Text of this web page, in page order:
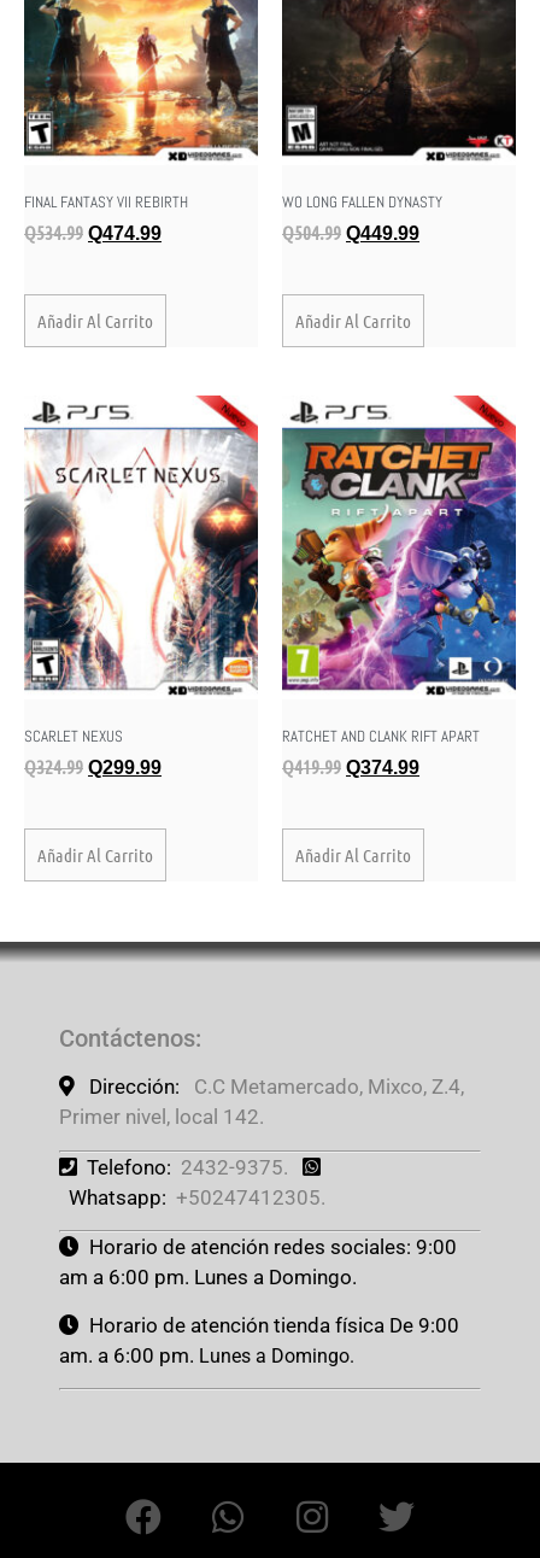
FINAL FANTASY VII REBIRTH
Q534.99 Q474.99
Añadir Al Carrito
WO LONG FALLEN DYNASTY
Q504.99 Q449.99
Añadir Al Carrito
SCARLET NEXUS
Q324.99 Q299.99
Añadir Al Carrito
RATCHET AND CLANK RIFT APART
Q419.99 Q374.99
Añadir Al Carrito
Contáctenos:
Dirección:
C.C Metamercado, Mixco, Z.4,
Primer nivel, local 142.
Telefono: 2432-9375.
Whatsapp: +50247412305.
Horario de atención redes sociales: 9:00
am a 6:00 pm. Lunes a Domingo.
Horario de atención tienda física De 9:00
am. a 6:00 pm. Lunes a Domingo.